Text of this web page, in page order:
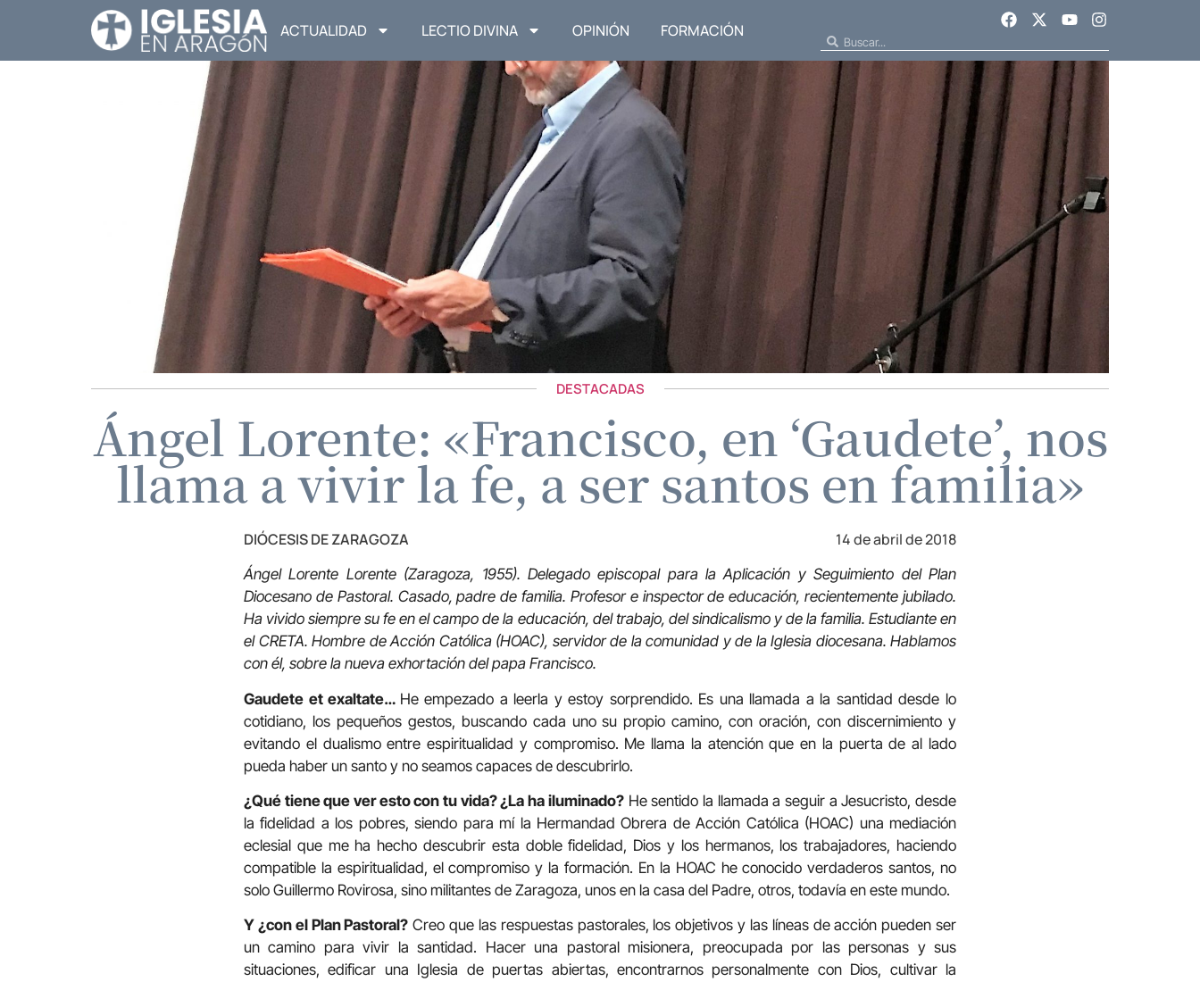
ACTUALIDAD LECTIO DIVINA OPINIÓN FORMACIÓN
DESTACADAS
Ángel Lorente: «Francisco, en ‘Gaudete’, nos
llama a vivir la fe, a ser santos en familia»
DIÓCESIS DE ZARAGOZA 14 de abril de 2018
Ángel Lorente Lorente (Zaragoza, 1955). Delegado episcopal para la Aplicación y Seguimiento del Plan
Diocesano de Pastoral. Casado, padre de familia. Profesor e inspector de educación, recientemente jubilado.
Ha vivido siempre su fe en el campo de la educación, del trabajo, del sindicalismo y de la familia. Estudiante en
el CRETA. Hombre de Acción Católica (HOAC), servidor de la comunidad y de la Iglesia diocesana. Hablamos
con él, sobre la nueva exhortación del papa Francisco.
Gaudete et exaltate… He empezado a leerla y estoy sorprendido. Es una llamada a la santidad desde lo
cotidiano, los pequeños gestos, buscando cada uno su propio camino, con oración, con discernimiento y
evitando el dualismo entre espiritualidad y compromiso. Me llama la atención que en la puerta de al lado
pueda haber un santo y no seamos capaces de descubrirlo.
¿Qué tiene que ver esto con tu vida? ¿La ha iluminado?He sentido la llamada a seguir a Jesucristo, desde
la fidelidad a los pobres, siendo para mí la Hermandad Obrera de Acción Católica (HOAC) una mediación
eclesial que me ha hecho descubrir esta doble fidelidad, Dios y los hermanos, los trabajadores, haciendo
compatible la espiritualidad, el compromiso y la formación. En la HOAC he conocido verdaderos santos, no
solo Guillermo Rovirosa, sino militantes de Zaragoza, unos en la casa del Padre, otros, todavía en este mundo.
Y ¿con el Plan Pastoral? Creo que las respuestas pastorales, los objetivos y las líneas de acción pueden ser
un camino para vivir la santidad. Hacer una pastoral misionera, preocupada por las personas y sus
situaciones, edificar una Iglesia de puertas abiertas, encontrarnos personalmente con Dios, cultivar la